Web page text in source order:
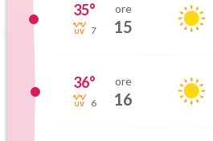
35°
7
ore
15
36°
6
ore
16